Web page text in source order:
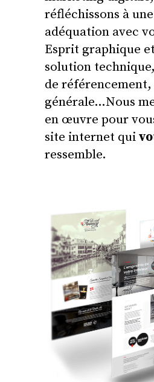
réfléchissons à
adéquation avec
Esprit graphique
solution
de
générale…Nous
en œuvre pour
site internet qui
ressemble.